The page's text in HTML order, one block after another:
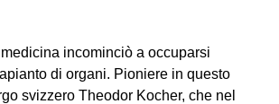
incominciò a occuparsi
di organi. Pioniere in questo
svizzero Theodor Kocher, che nel